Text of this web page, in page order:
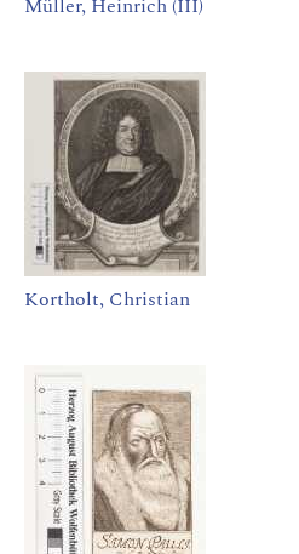
Müller, Heinrich (III)
Kortholt, Christian